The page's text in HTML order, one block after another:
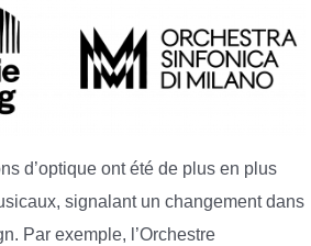
d’optique ont été de plus en plus
signalant un changement dans
Par exemple, l’Orchestre